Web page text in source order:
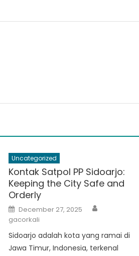
Uncategorized
Kontak Satpol PP Sidoarjo:
Keeping the City Safe and
Orderly
Posted
on
December 27, 2025
gacorkali
Sidoarjo adalah kota yang ramai di
Jawa Timur, Indonesia, terkenal